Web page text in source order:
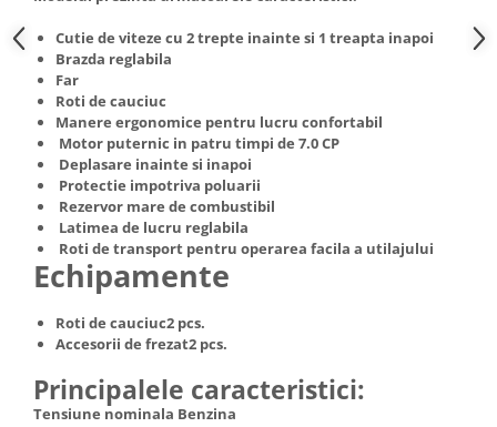
Truse de lipit PPR
Ventuze cu brate pentru transport
Vibratoare beton
Masini de spalat rufe cu uscator
Uscatoare de rufe
Masini de facut paine
Pachete electrocasnice
incorporabile
Seturi oale
SANDWICH MAKER
Storcatoare de fructe
Televizoare
Cutie de viteze cu 2 trepte inainte si 1 treapta inapoi
Brazda reglabila
Far
Roti de cauciuc
Manere ergonomice pentru lucru confortabil
Motor puternic in patru timpi de 7.0 CP
Deplasare inainte si inapoi
Protectie impotriva poluarii
Rezervor mare de combustibil
Latimea de lucru reglabila
Roti de transport pentru operarea facila a utilajului
Echipamente
Roti de cauciuc2 pcs.
Accesorii de frezat2 pcs.
Principalele caracteristici:
Tensiune nominala Benzina